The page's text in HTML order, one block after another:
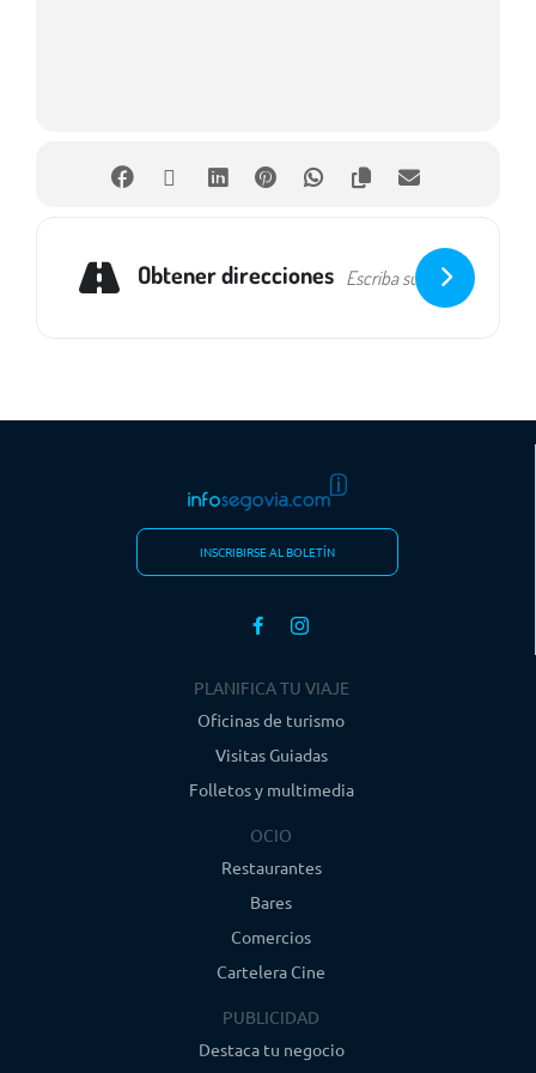
Obtener direcciones
INSCRIBIRSE AL BOLETÍN
PLANIFICA TU VIAJE
Oficinas de turismo
Visitas Guiadas
Folletos y multimedia
OCIO
Restaurantes
Bares
Comercios
Cartelera Cine
PUBLICIDAD
Destaca tu negocio